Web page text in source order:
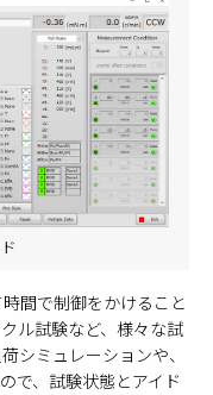
間で制御をかけること
ル試験など、様々な試
シミュレーションや、
で、試験状態とアイド